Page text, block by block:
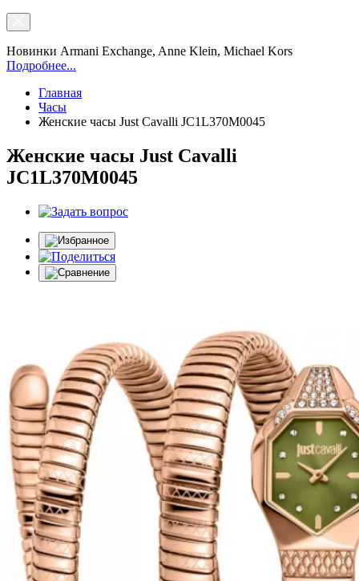
Новинки Armani Exchange, Anne Klein, Michael Kors
Подробнее...
Главная
Часы
Женские часы Just Cavalli JC1L370M0045
Женские часы Just Cavalli
JC1L370M0045